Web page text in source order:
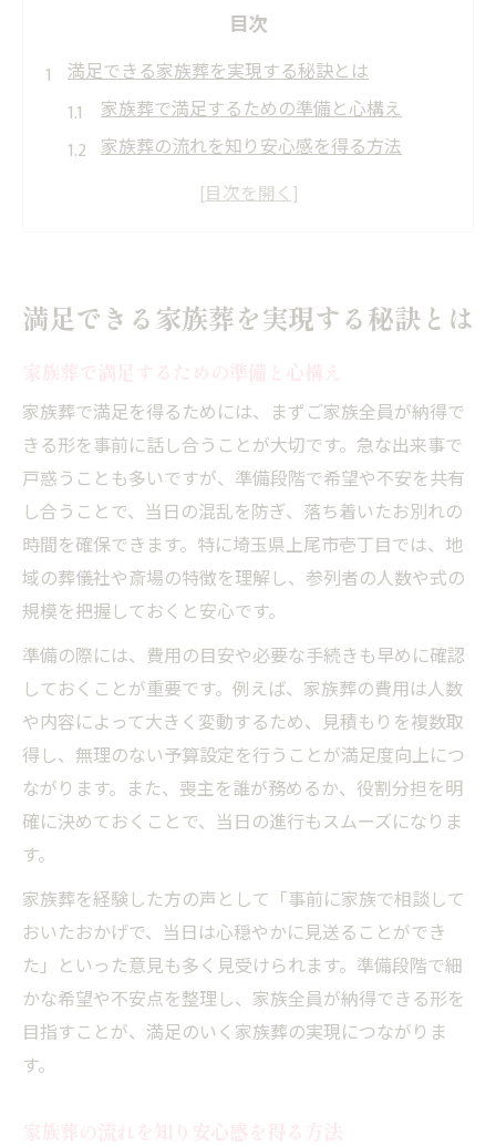
目次
満足できる家族葬を実現する秘訣とは
家族葬で満足するための準備と心構え
家族葬の流れを知り安心感を得る方法
埼玉で納得できる家族葬の選び方とコツ
家族葬の費用相場と公的補助の活用法
家族葬の費用相場と費用内訳を詳しく解説
埼玉で活用できる家族葬の公的支援制度
家族葬費用と補助金申請時の注意点
10人規模家族葬の相場と節約のポイント
家族葬で安らかに見送るための役割分担
家族葬における役割分担とその重要性
喪主の選び方と家族葬での優先順位
役割分担が家族葬の進行を円滑にする理由
家族葬でトラブルを防ぐ役割決定のポイン
ト
埼玉で後悔しない家族葬準備のポイント
家族葬の準備で後悔しない情報収集の方法
家族葬準備の段取りと必要な書類の整理法
家族葬で慌てないための事前チェックリス
ト
埼玉で家族葬を依頼する際の流れとポイン
ト
満足できる家族葬を実現する秘訣とは
家族葬で満足を得るためには、まずご家族全員が納得で
きる形を事前に話し合うことが大切です。急な出来事で
戸惑うことも多いですが、準備段階で希望や不安を共有
し合うことで、当日の混乱を防ぎ、落ち着いたお別れの
時間を確保できます。特に埼玉県上尾市壱丁目では、地
域の葬儀社や斎場の特徴を理解し、参列者の人数や式の
規模を把握しておくと安心です。
準備の際には、費用の目安や必要な手続きも早めに確認
しておくことが重要です。例えば、家族葬の費用は人数
や内容によって大きく変動するため、見積もりを複数取
得し、無理のない予算設定を行うことが満足度向上につ
ながります。また、喪主を誰が務めるか、役割分担を明
確に決めておくことで、当日の進行もスムーズになりま
す。
家族葬を経験した方の声として「事前に家族で相談して
おいたおかげで、当日は心穏やかに見送ることができ
た」といった意見も多く見受けられます。準備段階で細
かな希望や不安点を整理し、家族全員が納得できる形を
目指すことが、満足のいく家族葬の実現につながりま
す。